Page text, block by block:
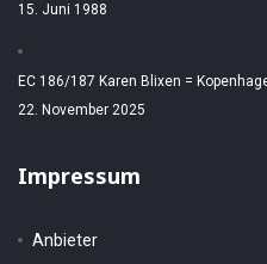
15. Juni 1988
EC 186/187 Karen Blixen =
22. November 2025
Impressum
Anbieter